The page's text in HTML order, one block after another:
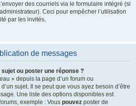
des courriels via le formulaire intégré (si
Ceci pour empêcher l’utilisation
par les invités.
de messages
ou poster une réponse ?
» depuis la page d’un forum ou
sujet. Il se peut que vous ayez besoin d’être
Une liste des options disponibles est
exemple : Vous pouvez poster de